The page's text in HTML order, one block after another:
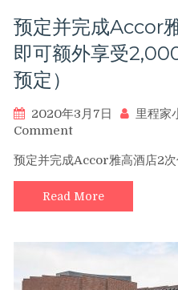
上
可
以
获
得
的
奖
励
分！
前）
预定并完成Accor
即可额外享受
预定）
2020年3月7日 里程家
Commenton
定
并
完
成
酒
预定并完成Accor雅高酒店2
Read More